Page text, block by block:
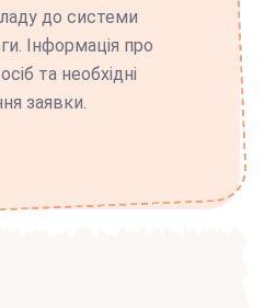
до системи
Інформація про
та необхідні
заявки.